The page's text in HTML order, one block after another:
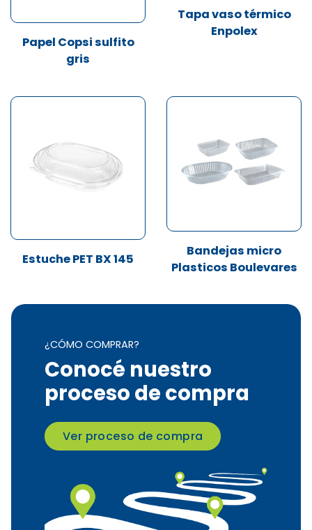
Papel Copsi sulfito
gris
Tapa vaso térmico
Enpolex
Estuche PET BX 145
Bandejas micro
Plasticos Boulevares
¿CÓMO COMPRAR?
Conocé nuestro
proceso de compra
Ver proceso de compra